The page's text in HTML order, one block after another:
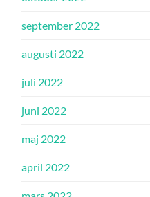
september 2022
augusti 2022
juli 2022
juni 2022
maj 2022
april 2022